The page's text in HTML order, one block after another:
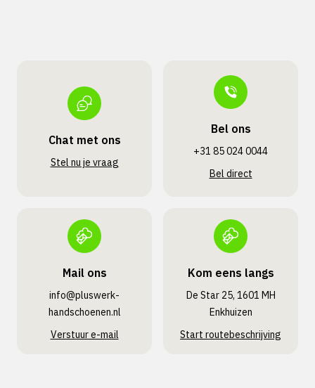
Chat met ons
Stel nu je vraag
Bel ons
+31 85 024 0044
Bel direct
Mail ons
info@pluswerk­
handschoenen.nl
Verstuur e-mail
Kom eens langs
De Star 25, 1601 MH
Enkhuizen
Start routebeschrijving